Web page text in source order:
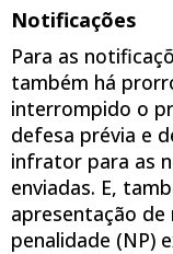
Notificações
Para as
também há
interrompido o
defesa prévia e
infrator para as
enviadas. E,
apresentação
penalidade (NP)